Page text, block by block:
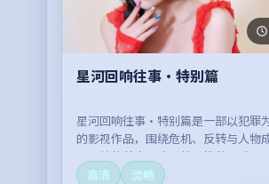
星河回响往事·特别篇
星河回响往事·特别篇是一部以犯罪
的影视作品，围绕危机、反转与人物
开，整体节奏紧凑，值得推荐观看。
高清
流畅